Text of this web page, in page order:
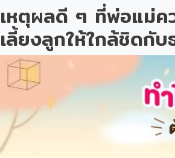
เหตุผลดี ๆ ที่พ่อแม่ค
เลี้ยงลูกให้ใกล้ชิดกับ